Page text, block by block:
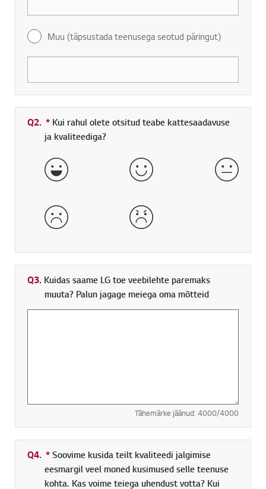
Muu (täpsustada teenusega seotud päringut)
Q2. * Kohustuslik väli
Kui rahul olete otsitud teabe kattesaadavuse
ja kvaliteediga?
väga hea hea
halb väga halb
Q3. Kuidas saame LG toe veebilehte paremaks
muuta? Palun jagage meiega oma mõtteid
Tähemärke jäänud: 4000/4000
Q4. *Kohustuslik väli
Soovime kusida teilt kvaliteedi jalgimise
eesmargil veel moned kusimused selle teenuse
kohta. Kas voime teiega uhendust votta? Kui